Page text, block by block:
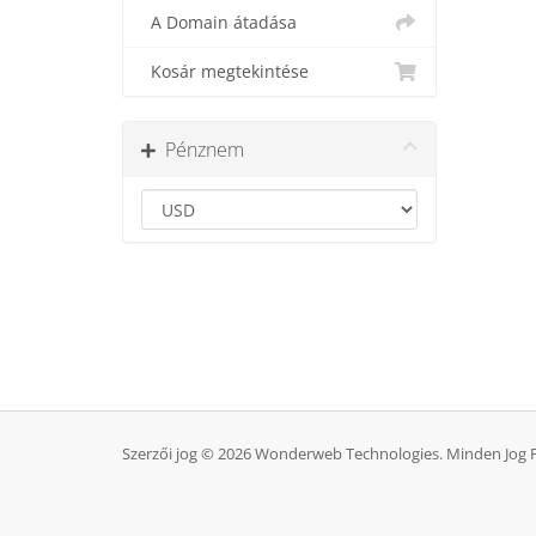
A Domain átadása
Kosár megtekintése
Pénznem
Szerzői jog © 2026 Wonderweb Technologies. Minden Jog